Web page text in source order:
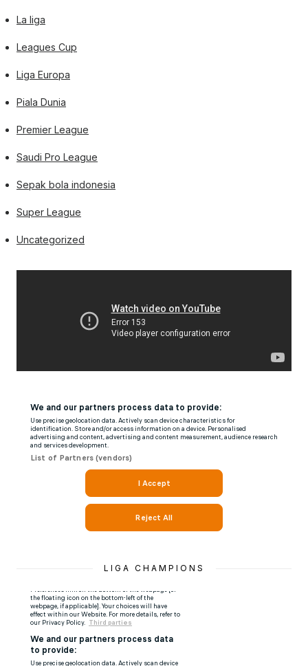
La liga
Leagues Cup
Liga Europa
Piala Dunia
Premier League
Saudi Pro League
Sepak bola indonesia
Super League
Uncategorized
LIGA CHAMPIONS